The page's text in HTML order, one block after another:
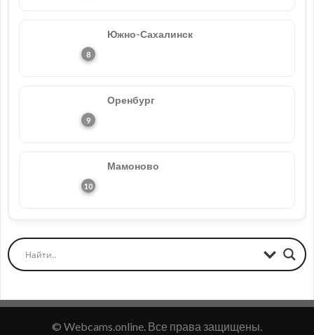
Южно-Сахалинск
Оренбург
Мамоново
© Webcams.online. Все права защищены.